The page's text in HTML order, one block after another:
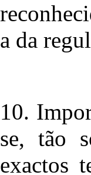
a da
10.
se, tão
exactos